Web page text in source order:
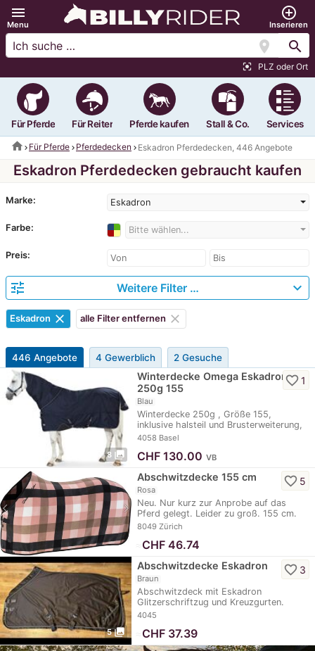
menu
Menu
add_circle_outline
Inserieren
location_on search
center_focus_strong PLZ oder Ort
Für Pferde Für Reiter Pferde kaufen Stall & Co. Services
home Für Pferde Pferdedecken Eskadron Pferdedecken, 446 Angebote
Eskadron Pferdedecken gebraucht kaufen
Marke: Eskadron
Farbe: Bitte wählen...
Preis:
tune Weitere Filter … expand_more
Eskadron clear alle Filter entfernen clear
446 Angebote 4 Gewerblich 2 Gesuche
8 photo_library
Winterdecke Omega Eskadron
250g 155
Blau
Winterdecke 250g , Größe 155,
inklusive halsteil und Brusterweiterung,
gereinigt, sehr…
4058 Basel
favorite_border1
CHF130.00 VB
Abschwitzdecke 155 cm
Rosa
Neu. Nur kurz zur Anprobe auf das
Pferd gelegt. Leider zu groß. 155 cm.
50 Franken.
8049 Zürich
favorite_border 5
CHF 46.74
5 photo_library
Abschwitzdecke Eskadron
Braun
Abschwitzdeck mit Eskadron
Glitzerschriftzug und Kreuzgurten.
Grösse 145 cm
4045
favorite_border 3
CHF 37.39